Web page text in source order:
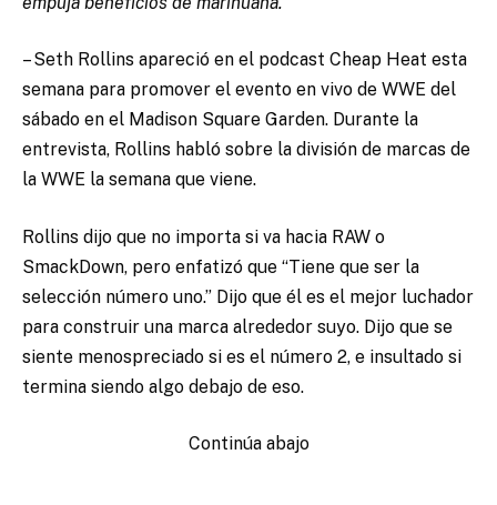
– Seth Rollins apareció en el podcast Cheap Heat esta
semana para promover el evento en vivo de WWE del
sábado en el Madison Square Garden. Durante la
entrevista, Rollins habló sobre la división de marcas de
la WWE la semana que viene.
Rollins dijo que no importa si va hacia RAW o
SmackDown, pero enfatizó que “Tiene que ser la
selección número uno.” Dijo que él es el mejor luchador
para construir una marca alrededor suyo. Dijo que se
siente menospreciado si es el número 2, e insultado si
termina siendo algo debajo de eso.
Continúa abajo